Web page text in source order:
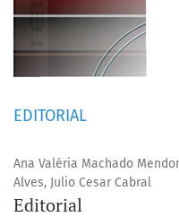
EDITORIAL
Ana Valéria Machado
Alves, Julio Cesar Cabral
Editorial